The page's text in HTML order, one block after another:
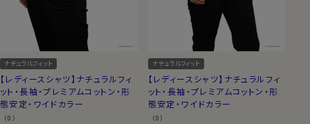
ナチュラルフィット
【レディースシャツ】ナチュラルフィ
ット・長袖・プレミアムコットン・形
態安定・ワイドカラー
（0）
ナチュラルフィット
【レディースシャツ】ナチュラルフィ
ット・長袖・プレミアムコットン・形
態安定・ワイドカラー
（0）